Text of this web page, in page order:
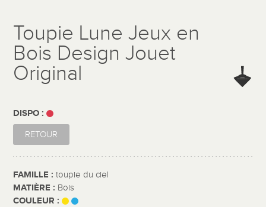
Toupie Lune Jeux en
Bois Design Jouet
Original
DISPO :
RETOUR
FAMILLE :toupie du ciel
MATIÈRE : Bois
COULEUR :